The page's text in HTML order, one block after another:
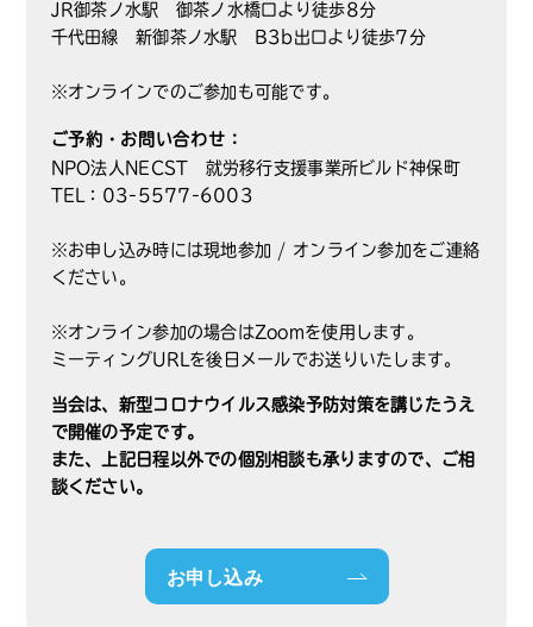
JR御茶ノ水駅 御茶ノ水橋口より徒歩8分
千代田線 新御茶ノ水駅 B3b出口より徒歩7分
※オンラインでのご参加も可能です。
ご予約・お問い合わせ：
NPO法人NECST 就労移行支援事業所ビルド神保町
TEL：03-5577-6003
※お申し込み時には現地参加 / オンライン参加をご連絡
ください。
※オンライン参加の場合はZoomを使用します。
ミーティングURLを後日メールでお送りいたします。
当会は、新型コロナウイルス感染予防対策を講じたうえ
で開催の予定です。
また、上記日程以外での個別相談も承りますので、ご相
談ください。
お申し込み